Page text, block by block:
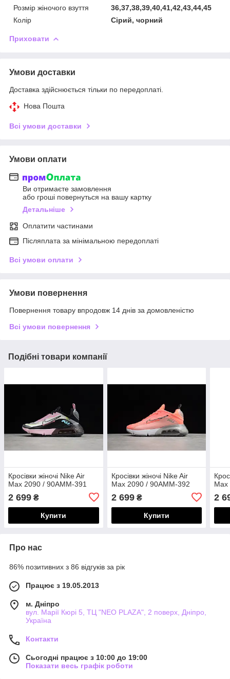
Розмір жіночого взуття
36,37,38,39,40,41,42,43,44,45
Колір
Сірий, чорний
Приховати
Умови доставки
Доставка здійснюється тільки по передоплаті.
Нова Пошта
Всі умови доставки
Умови оплати
Ви отримаєте замовлення
або гроші повернуться на вашу картку
Детальніше
Оплатити частинами
Післяплата за мінімальною передоплаті
Всі умови оплати
Умови повернення
Повернення товару впродовж 14 днів за домовленістю
Всі умови повернення
Подібні товари компанії
Кросівки жіночі Nike Air
Max 2090 / 90AMM-391
2 699 ₴
Купити
Кросівки жіночі Nike Air
Max 2090 / 90AMM-392
2 699₴
Купити
Max
2
Про нас
86% позитивних з 86 відгуків за рік
Працює з 19.05.2013
м. Дніпро
вул. Марії Кюрі 5, ТЦ "NEO PLAZA", 2 поверх, Дніпро,
Україна
Контакти
Сьогодні працює з 10:00 до 19:00
Показати весь графік роботи